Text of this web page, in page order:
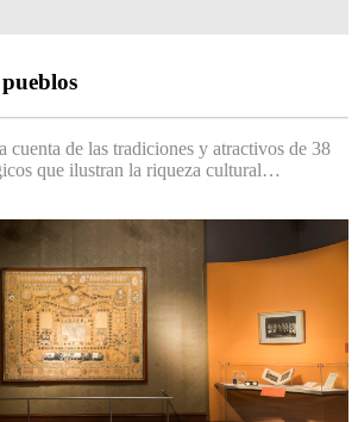
cuenta de las tradiciones y atractivos de 38
que ilustran la riqueza cultural…